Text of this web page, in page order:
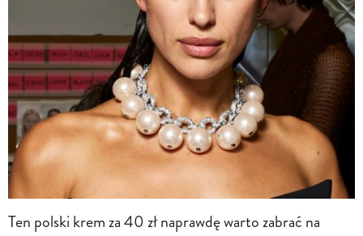
Ten polski krem za 40 zł naprawdę warto zabrać na